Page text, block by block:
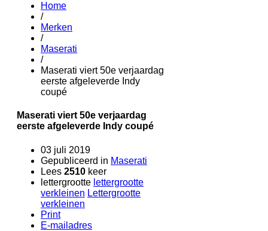
Home
/
Merken
/
Maserati
/
Maserati viert 50e verjaardag
eerste afgeleverde Indy
coupé
Maserati viert 50e verjaardag
eerste afgeleverde Indy coupé
03 juli 2019
Gepubliceerd in Maserati
Lees 2510 keer
lettergrootte lettergrootte
verkleinen Lettergrootte
verkleinen
Print
E-mailadres